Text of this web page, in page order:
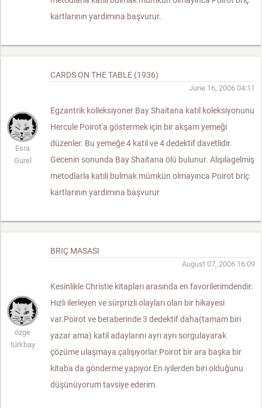
kartlarının yardımına başvurur.
Esra
Gurel
CARDS ON THE TABLE (1936)
June 16, 2006 04:11
Egzantrik kolleksiyoner Bay Shaitana katil koleksiyonunu
Hercule Poirot'a göstermek için bir akşam yemeği
düzenler. Bu yemeğe 4 katil ve 4 dedektif davetlidir.
Gecenin sonunda Bay Shaitana ölü bulunur. Alışılagelmiş
metodlarla katili bulmak mümkün olmayınca Poirot briç
kartlarının yardımına başvurur
özge
türkbay
BRIÇ MASASI
August 07, 2006 16:09
Kesinlikle Christie kitapları arasında en favorilerimdendir.
Hızlı ilerleyen ve sürprizli olayları olan bir hikayesi
var.Poirot ve beraberinde 3 dedektif daha(tamam biri
yazar ama) katil adaylarını ayrı ayrı sorgulayarak
çözüme ulaşmaya çalışıyorlar.Poirot bir ara başka bir
kitaba da gönderme yapıyor.En iyilerden biri olduğunu
düşünüyorum tavsiye ederim.